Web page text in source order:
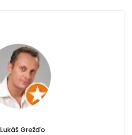
Lukáš Grežďo